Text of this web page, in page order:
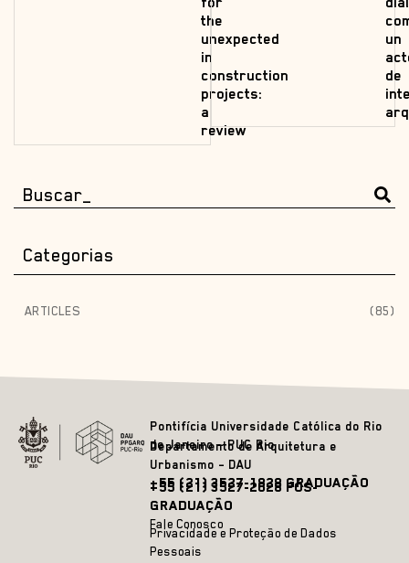
the
unexpected
in
construction
projects:
a
review
un
de
Categorias
ARTICLES (85)
Pontifícia Universidade Católica do Rio
de Janeiro – PUC Rio
Departamento de Arquitetura e
Urbanismo – DAU
+55 (21) 3527-1828 GRADUAÇÃO
+55 (21) 3527-2628 PÓS-
GRADUAÇÃO
Fale Conosco
Privacidade e Proteção de Dados
Pessoais